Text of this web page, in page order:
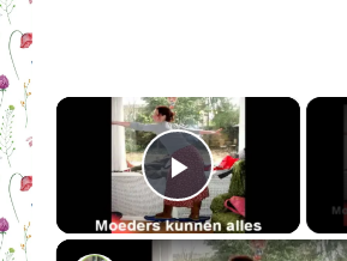
×
Play